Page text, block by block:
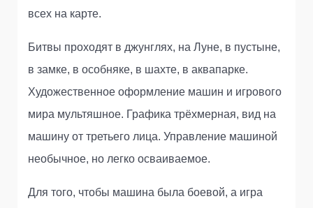
всех на карте.
Битвы проходят в джунглях, на Луне, в пустыне,
в замке, в особняке, в шахте, в аквапарке.
Художественное оформление машин и игрового
мира мультяшное. Графика трёхмерная, вид на
машину от третьего лица. Управление машиной
необычное, но легко осваиваемое.
Для того, чтобы машина была боевой, а игра